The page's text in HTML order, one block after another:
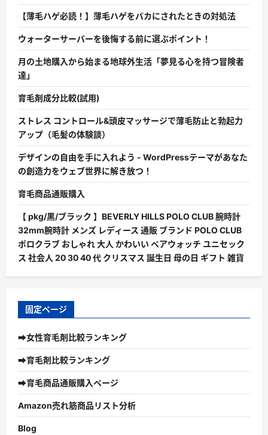
【薄毛ハゲ必読！】薄毛ハゲをバカにされたときの対処法
ウォーターサーバーを後悔する前に選ぶポイント！
月の土地購入から始まる地球外生活「夢見る心を持つ冒険者
達」
育毛剤成分比較(試用)
ストレス コントロール&頭皮マッサージで薄毛防止と勃起力
アップ（毛髪の体験談）
デザインの自由を手に入れよう - WordPressテーマがあなた
の創造力をウェブ世界に解き放つ！
育毛商品通販購入
【 pkg/黒/ブラック 】BEVERLY HILLS POLO CLUB 腕時計
32mm腕時計 メンズ レディース 通販 ブランド POLO CLUB
ポロクラブ おしゃれ 大人 かわいい ペアウォッチ ユニセック
ス 社会人 20 30 40 代 クリスマス 誕生日 母の日 ギフト 雑貨
固定ページ
➡女性育毛剤比較ランキング
➡育毛剤比較ランキング
➡育毛商品通販購入ページ
Amazon売れ筋商品リスト分析
Blog